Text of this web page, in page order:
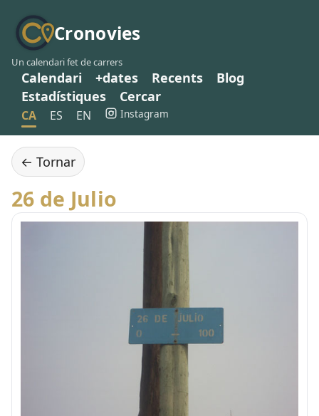
Cronovies
Un calendari fet de carrers
Calendari +dates Recents
Blog
Estadístiques
Cercar
CA ES EN Instagram
← Tornar
26 de Julio